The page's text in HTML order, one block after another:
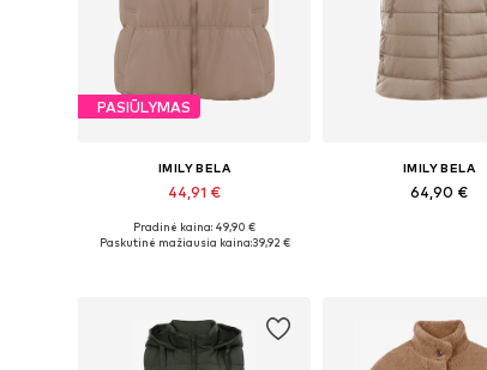
PASIŪLYMAS
IMILY BELA
44,91 €
Galimi dydžiai: S, M, L, XL, XXL
Pradinė kaina: 49,90 €
Paskutinė mažiausia kaina:39,92 €
IMILY BELA
64,90 €